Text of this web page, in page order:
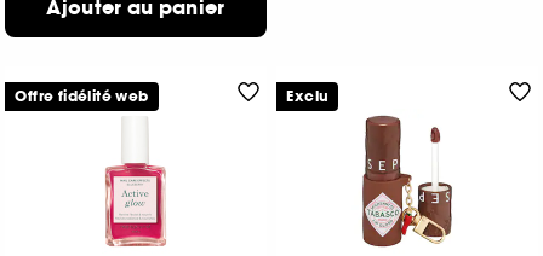
Ajouter au panier
Offre fidélité web Exclu